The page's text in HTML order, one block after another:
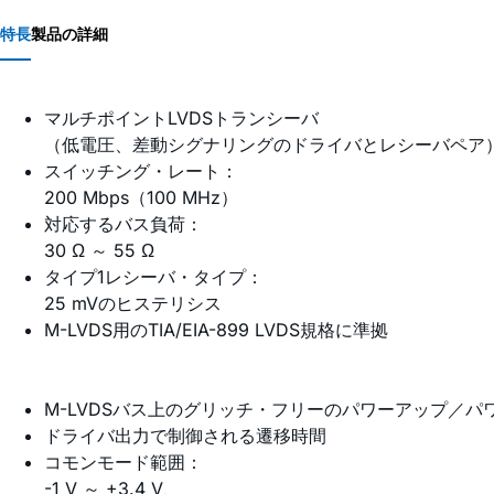
特長製品の詳細
マルチポイントLVDSトランシーバ
（低電圧、差動シグナリングのドライバとレシーバペア）
スイッチング・レート：
200 Mbps（100 MHz）
対応するバス負荷：
30 Ω ～ 55 Ω
タイプ1レシーバ・タイプ：
25 mVのヒステリシス
M-LVDS用のTIA/EIA-899 LVDS規格に準拠
M-LVDSバス上のグリッチ・フリーのパワーアップ／パ
ドライバ出力で制御される遷移時間
コモンモード範囲：
-1 V ～ +3.4 V、